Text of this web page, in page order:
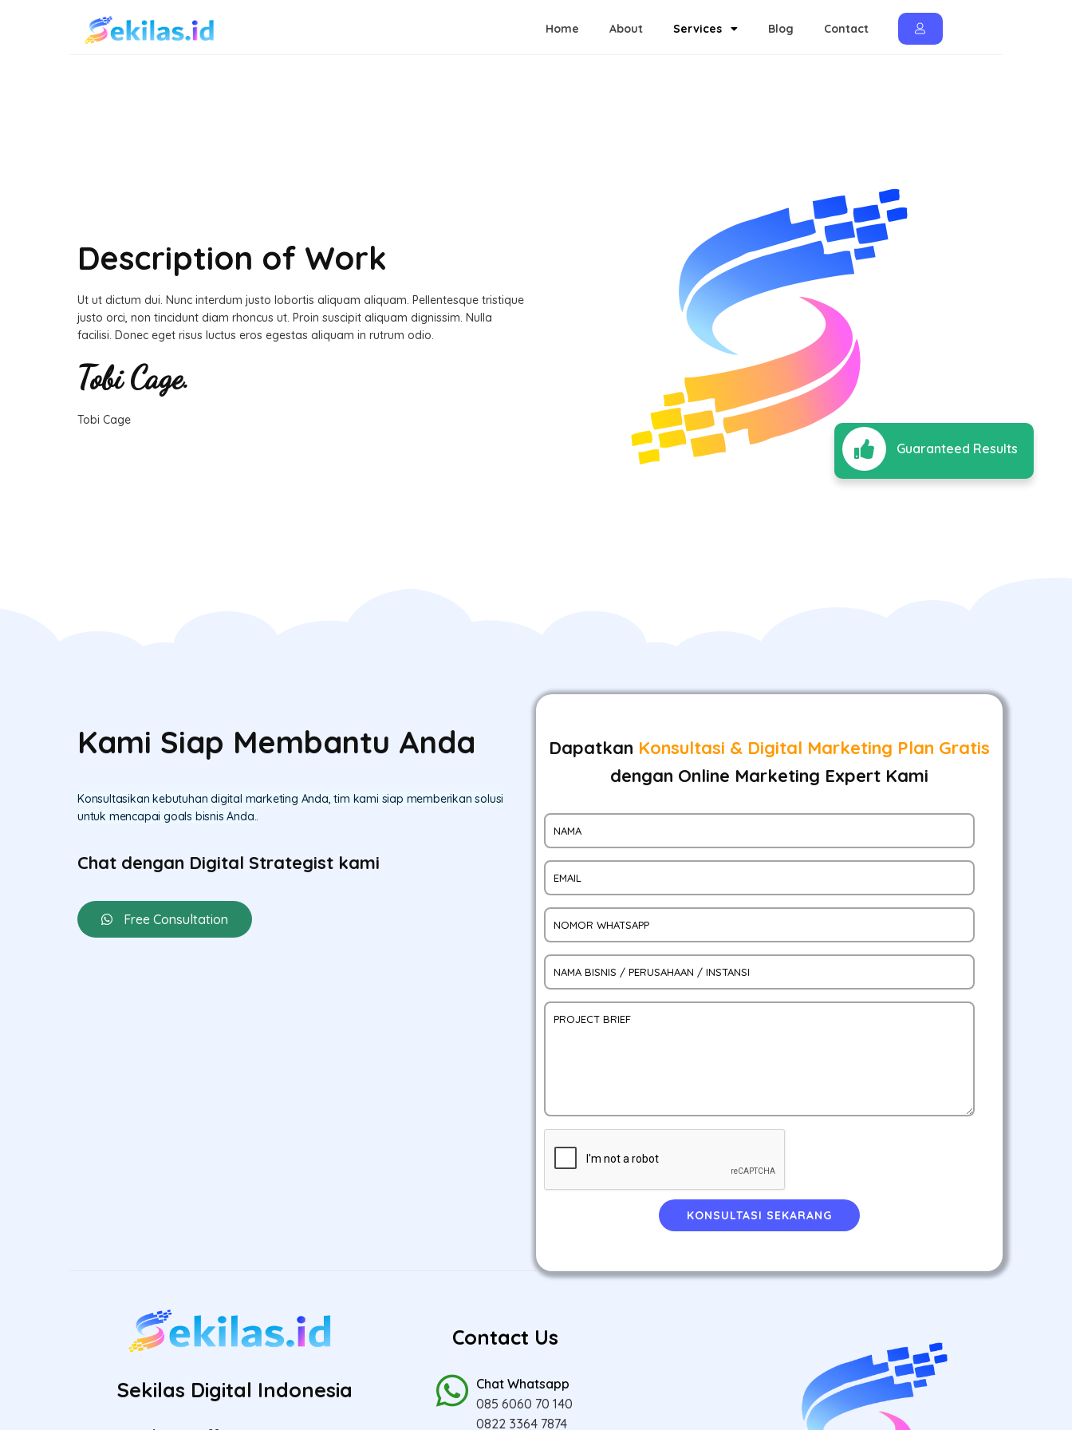
Home About Services Blog Contact
Description of Work
Ut ut dictum dui. Nunc interdum justo lobortis aliquam aliquam. Pellentesque tristique
justo orci, non tincidunt diam rhoncus ut. Proin suscipit aliquam dignissim. Nulla
facilisi. Donec eget risus luctus eros egestas aliquam in rutrum odio.
Tobi Cage.
Tobi Cage
Guaranteed Results
Kami Siap Membantu Anda
Konsultasikan kebutuhan digital marketing Anda, tim kami siap memberikan solusi
untuk mencapai goals bisnis Anda.
Chat dengan Digital Strategist kami
Free Consultation
Dapatkan Konsultasi & Digital Marketing Plan Gratis
dengan Online Marketing Expert Kami
KONSULTASI SEKARANG
Sekilas Digital Indonesia
Contact Us
Chat Whatsapp
085 6060 70 140
0822 3364 7874